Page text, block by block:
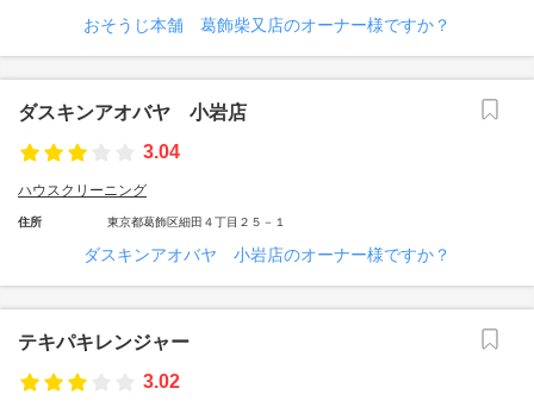
おそうじ本舗 葛飾柴又店のオーナー様ですか？
ダスキンアオバヤ 小岩店
3.04
ハウスクリーニング
住所 東京都葛飾区細田４丁目２５－１
ダスキンアオバヤ 小岩店のオーナー様ですか？
テキパキレンジャー
3.02